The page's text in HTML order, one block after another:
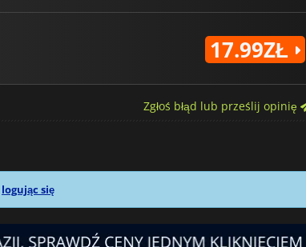
17.99ZŁ
Zgłoś błąd lub prześlij opinię
logując się